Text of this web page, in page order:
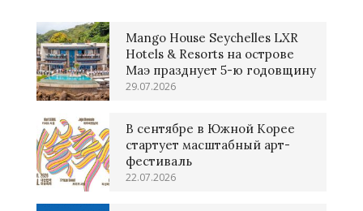
Mango House Seychelles LXR
Hotels & Resorts на острове
Маэ празднует 5-ю годовщину
29.07.2026
В сентябре в Южной Корее
стартует масштабный арт-
фестиваль
22.07.2026